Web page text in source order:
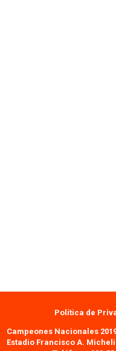
Política de
Campeones Nacionales
Estadio Francisco A. Micheli